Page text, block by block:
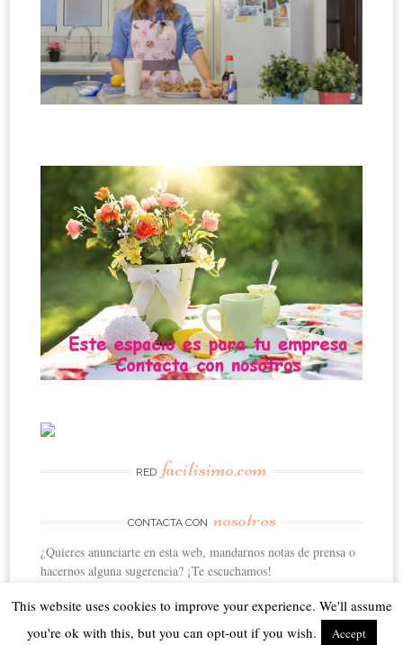
RED facilisimo.com
CONTACTA CON nosotros
¿Quieres anunciarte en esta web, mandarnos notas de prensa o
hacernos alguna sugerencia? ¡Te escuchamos!
This website uses cookies to improve your experience. We'll assume
you're ok with this, but you can opt-out if you wish.
Accept